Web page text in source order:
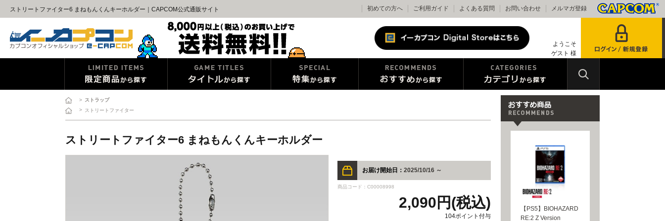
ストリートファイター6 まねもんくんキーホルダー｜CAPCOM公式通販サイト 初めての方へ ご利用ガイド よくある質問 お問い合わせ メルマガ登録
ようこそ
ゲスト 様
> ストラップ
>
ストリートファイター
ストリートファイター6 まねもんくんキーホルダー
お届け開始日： 2025/10/16 ～
商品コード：C00008998
2,090円(税込)
104ポイント付与
【PS5】BIOHAZARD
RE:2 Z Version